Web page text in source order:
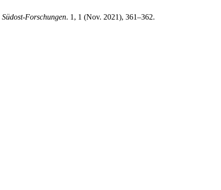
Südost-Forschungen. 1, 1 (Nov. 2021), 361–362.